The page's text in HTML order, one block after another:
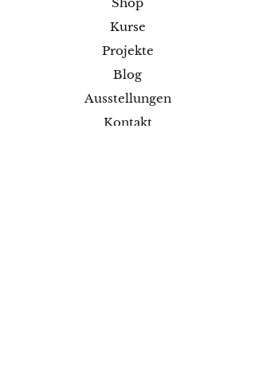
Kurse
Projekte
Blog
Ausstellungen
Kontakt